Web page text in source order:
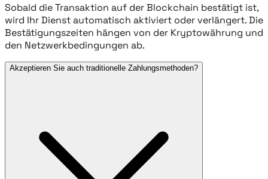
Sobald die Transaktion auf der Blockchain bestätigt ist,
wird Ihr Dienst automatisch aktiviert oder verlängert. Die
Bestätigungszeiten hängen von der Kryptowährung und
den Netzwerkbedingungen ab.
Akzeptieren Sie auch traditionelle Zahlungsmethoden?